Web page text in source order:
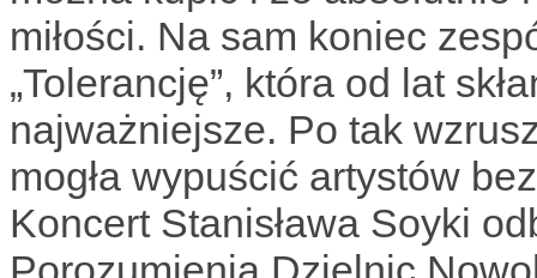
miłości. Na sam koniec
„Tolerancję”, która od lat
najważniejsze. Po tak
mogła wypuścić artystów
Koncert Stanisława Soyki